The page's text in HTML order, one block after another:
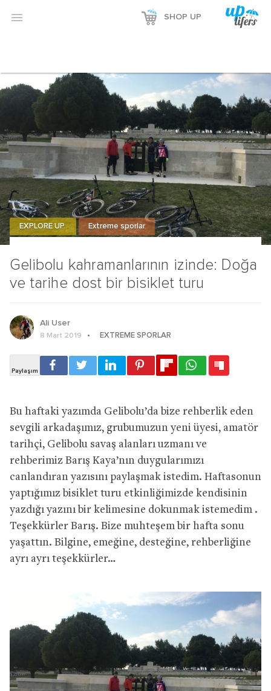
 SHOP UP
Gelibolu kahramanlarının izinde: Doğa
ve tarihe dost bir bisiklet turu
EXPLORE UP Extreme sporlar
Ali User
8 Mart 2019 EXTREME SPORLAR
Bu haftaki yazımda Gelibolu’da bize rehberlik eden
sevgili arkadaşımız, grubumuzun yeni üyesi, amatör
tarihçi, Gelibolu savaş alanları uzmanı ve
rehberimiz Barış Kaya’nın duygularımızı
canlandıran yazısını paylaşmak istedim. Haftasonun
yaptığımız bisiklet turu etkinliğimizde kendisinin
yazdığı yazını bir kelimesine dokunmak istemedim .
Teşekkürler Barış. Bize muhteşem bir hafta sonu
yaşattın. Bilgine, emeğine, desteğine, rehberliğine
ayrı ayrı teşekkürler…